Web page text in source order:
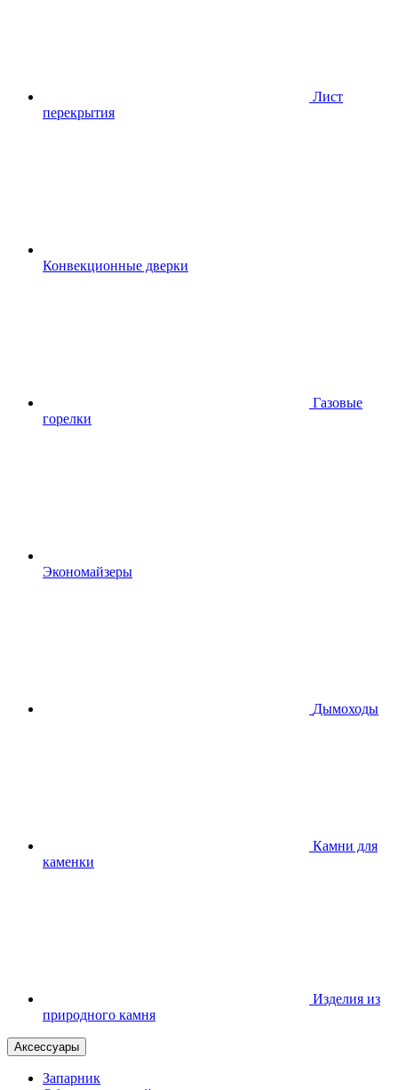
Лист
перекрытия
Конвекционные дверки
Газовые
горелки
Экономайзеры
Дымоходы
Камни для
каменки
Изделия из
природного камня
Аксессуары
Запарник